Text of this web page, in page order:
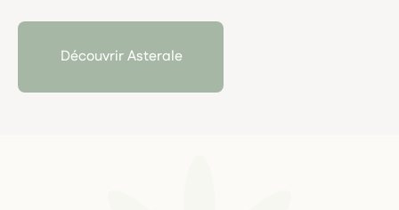
des terroirs tropicaux et soutenant les communautés
locales dans une démarche éthique et vivante.
Découvrir Asterale